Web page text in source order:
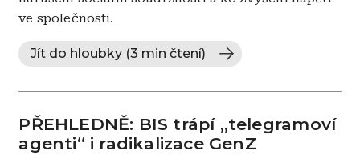
ve společnosti.
Jít do hloubky (3 min čtení)
PŘEHLEDNĚ: BIS trápí „telegramoví
agenti“ i radikalizace GenZ